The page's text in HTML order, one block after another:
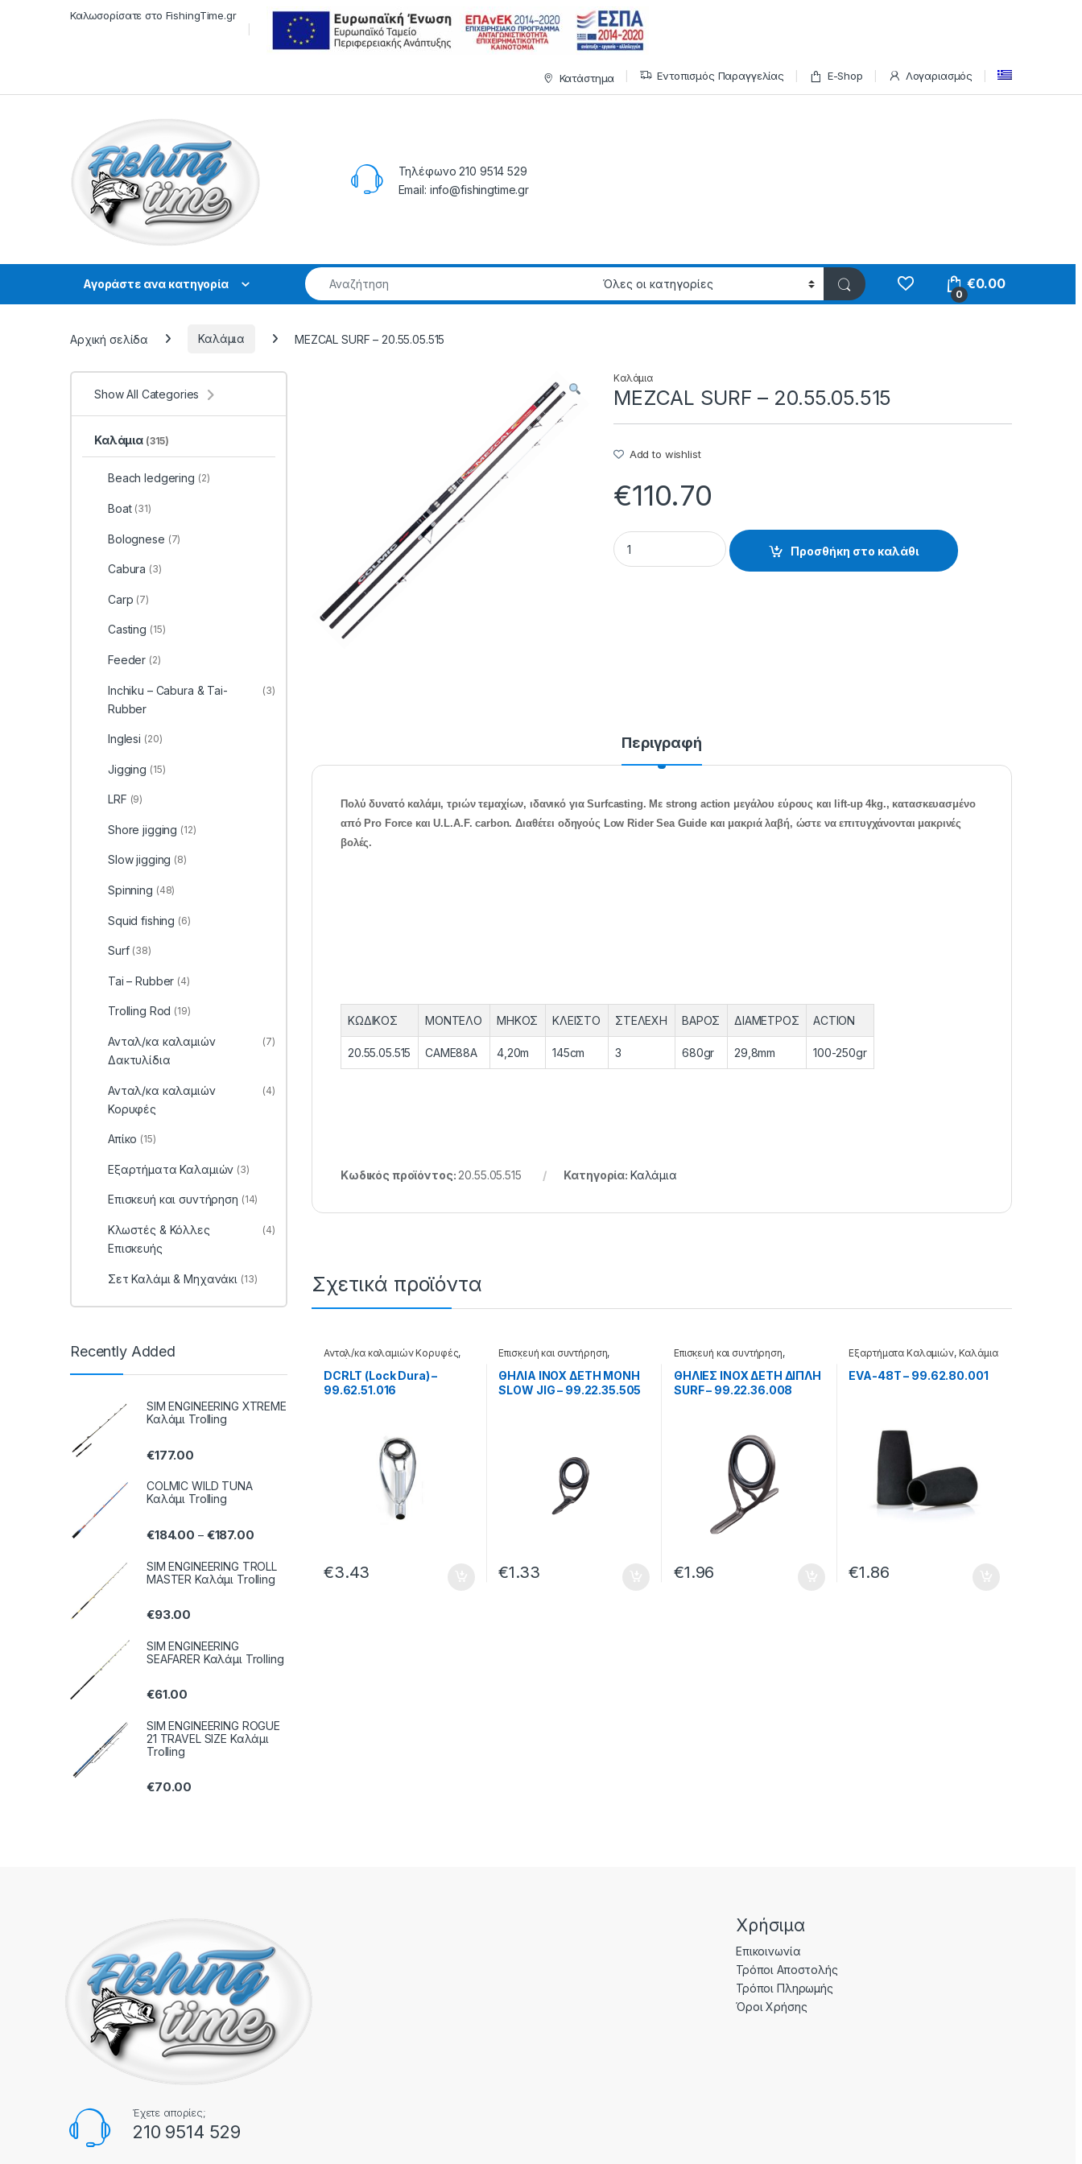
Καλωσορίσατε στο FishingTime.gr
Κατάστημα Εντοπισμός Παραγγελίας E-Shop Λογαριασμός
Τηλέφωνο 210 9514 529
Email: info@fishingtime.gr
Αγοράστε ανα κατηγορία
0
€0.00
Αρχική σελίδα Καλάμια MEZCAL SURF – 20.55.05.515
Καλάμια
MEZCAL SURF – 20.55.05.515
Add to wishlist
€110.70
MEZCAL SURF - 20.55.05.515 quantity
Προσθήκη στο καλάθι
Περιγραφή
Πολύ δυνατό καλάμι, τριών τεμαχίων, ιδανικό για Surfcasting. Με strong action μεγάλου εύρους και lift-up 4kg., κατασκευασμένο
από Pro Force και U.L.A.F. carbon. Διαθέτει οδηγούς Low Rider Sea Guide και μακριά λαβή, ώστε να επιτυγχάνονται μακρινές
βολές.
ΚΩΔΙΚΟΣ ΜΟΝΤΕΛΟ ΜΗΚΟΣ ΚΛΕΙΣΤΟ ΣΤΕΛΕΧΗ ΒΑΡΟΣ ΔΙΑΜΕΤΡΟΣ ACTION
20.55.05.515 CAME88A 4,20m 145cm 3 680gr 29,8mm 100-250gr
Κωδικός προϊόντος: 20.55.05.515 Κατηγορία: Καλάμια
Σχετικά προϊόντα
Ανταλ/κα καλαμιών Κορυφές,
Καλάμια
DCRLT (Lock Dura) –
99.62.51.016
€3.43
Επισκευή και συντήρηση,
Καλάμια
ΘΗΛΙΑ INOX ΔΕΤΗ ΜΟΝΗ
SLOW JIG – 99.22.35.505
€1.33
Επισκευή και συντήρηση,
Καλάμια
ΘΗΛΙΕΣ INOX ΔΕΤΗ ΔΙΠΛΗ
SURF – 99.22.36.008
€1.96
Εξαρτήματα Καλαμιών, Καλάμια
EVA-48T – 99.62.80.001
€1.86
Show All Categories
Καλάμια (315)
Beach ledgering (2)
Boat (31)
Bolognese (7)
Cabura (3)
Carp (7)
Casting (15)
Feeder (2)
Inchiku – Cabura & Tai-
Rubber
(3)
Inglesi (20)
Jigging (15)
LRF (9)
Shore jigging (12)
Slow jigging (8)
Spinning (48)
Squid fishing (6)
Surf (38)
Tai – Rubber (4)
Trolling Rod (19)
Ανταλ/κα καλαμιών
Δακτυλίδια
(7)
Ανταλ/κα καλαμιών
Κορυφές
(4)
Απίκο (15)
Εξαρτήματα Καλαμιών (3)
Επισκευή και συντήρηση (14)
Κλωστές & Κόλλες
Επισκευής
(4)
Σετ Καλάμι & Μηχανάκι (13)
Recently Added
SIM ENGINEERING XTREME
Καλάμι Trolling
€177.00
COLMIC WILD TUNA
Καλάμι Trolling
€184.00 – €187.00
SIM ENGINEERING TROLL
MASTER Καλάμι Trolling
€93.00
SIM ENGINEERING
SEAFARER Καλάμι Trolling
€61.00
SIM ENGINEERING ROGUE
21 TRAVEL SIZE Καλάμι
Trolling
€70.00
Έχετε απορίες;
210 9514 529
Χρήσιμα
Επικοινωνία
Τρόποι Αποστολής
Τρόποι Πληρωμής
Όροι Χρήσης